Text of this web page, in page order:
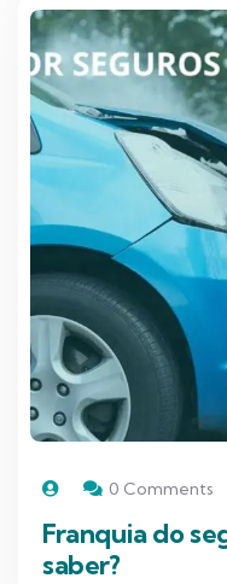
0 Comments
Franquia do
saber?